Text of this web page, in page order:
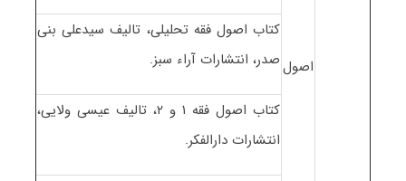
اصول
کتاب اصول فقه تحلیلی، تالیف سیدعلی بنی
صدر، انتشارات آراء سبز.
کتاب اصول فقه ۱ و ۲، تالیف عیسی ولایی،
انتشارات دارالفکر.